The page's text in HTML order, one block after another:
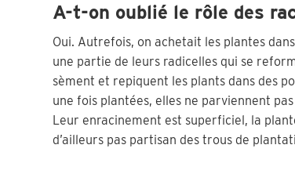
A-t-on oublié le rôle des
Oui. Autrefois, on achetait les plantes
une partie de leurs radicelles qui se
sèment et repiquent les plants dans des
une fois plantées, elles ne parviennent
Leur enracinement est superficiel, la
d’ailleurs pas partisan des trous de